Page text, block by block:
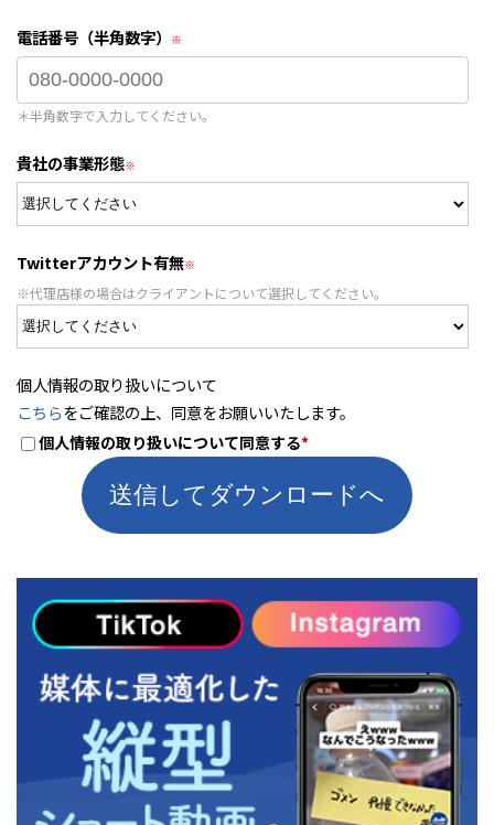
電話番号（半角数字）
＊半角数字で入力してください。
貴社の事業形態
Twitterアカウント有無
※代理店様の場合はクライアントについて選択してください。
個人情報の取り扱いについて
こちらをご確認の上、同意をお願いいたします。
個人情報の取り扱いについて同意する*